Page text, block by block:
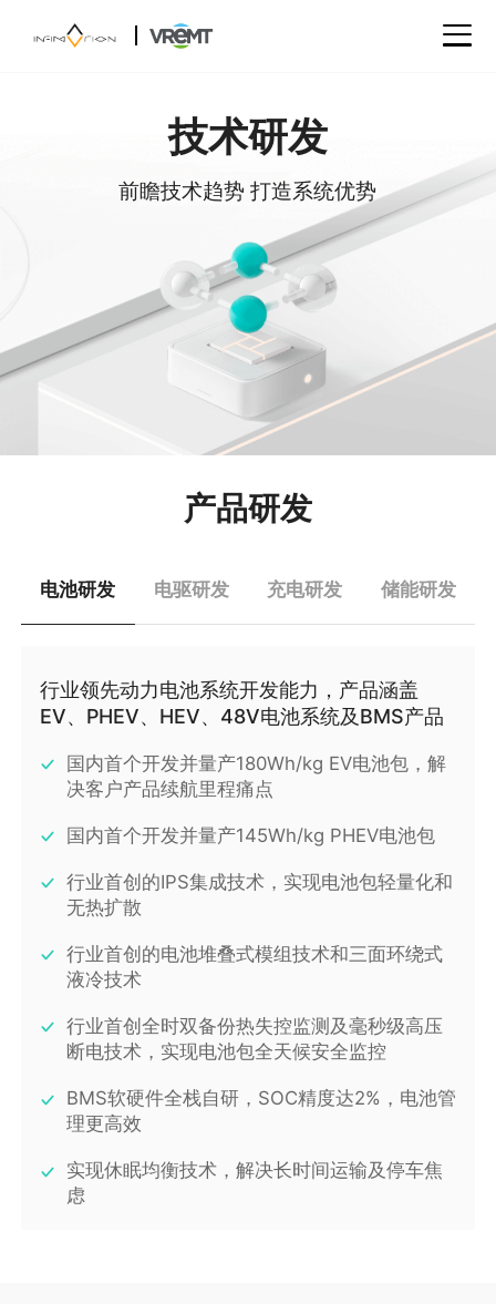
技术研发
前瞻技术趋势 打造系统优势
产品研发
电池研发 电驱研发 充电研发 储能研发
行业领先动力电池系统开发能力，产品涵盖
EV、PHEV、HEV、48V电池系统及BMS产品
国内首个开发并量产180Wh/kg EV电池包，解
决客户产品续航里程痛点
国内首个开发并量产145Wh/kg PHEV电池包
行业首创的IPS集成技术，实现电池包轻量化和
无热扩散
行业首创的电池堆叠式模组技术和三面环绕式
液冷技术
行业首创全时双备份热失控监测及毫秒级高压
断电技术，实现电池包全天候安全监控
BMS软硬件全栈自研，SOC精度达2%，电池管
理更高效
实现休眠均衡技术，解决长时间运输及停车焦
虑